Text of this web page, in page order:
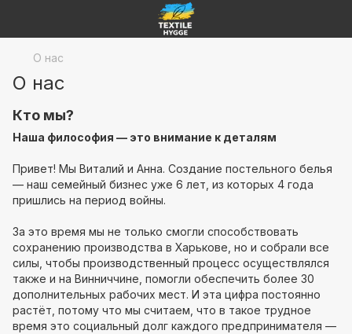
О нас
О нас
Кто мы?
Наша философия — это внимание к деталям
Привет! Мы Виталий и Анна. Создание постельного белья
— наш семейный бизнес уже 6 лет, из которых 4 года
пришлись на период войны.
За это время мы не только смогли способствовать
сохранению производства в Харькове, но и собрали все
силы, чтобы производственный процесс осуществлялся
также и на Винниччине, помогли обеспечить более 30
дополнительных рабочих мест. И эта цифра постоянно
растёт, потому что мы считаем, что в такое трудное
время это социальный долг каждого предпринимателя —